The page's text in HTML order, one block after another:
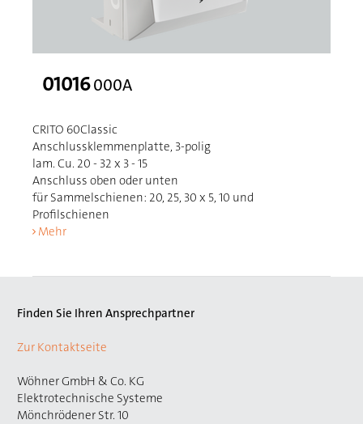
01016000A
CRITO 60Classic
Anschlussklemmenplatte, 3-polig
lam. Cu. 20 - 32 x 3 - 15
Anschluss oben oder unten
für Sammelschienen: 20, 25, 30 x 5, 10 und
Profilschienen
Mehr
Finden Sie Ihren Ansprechpartner
Zur Kontaktseite
Wöhner GmbH & Co. KG
Elektrotechnische Systeme
Mönchrödener Str. 10